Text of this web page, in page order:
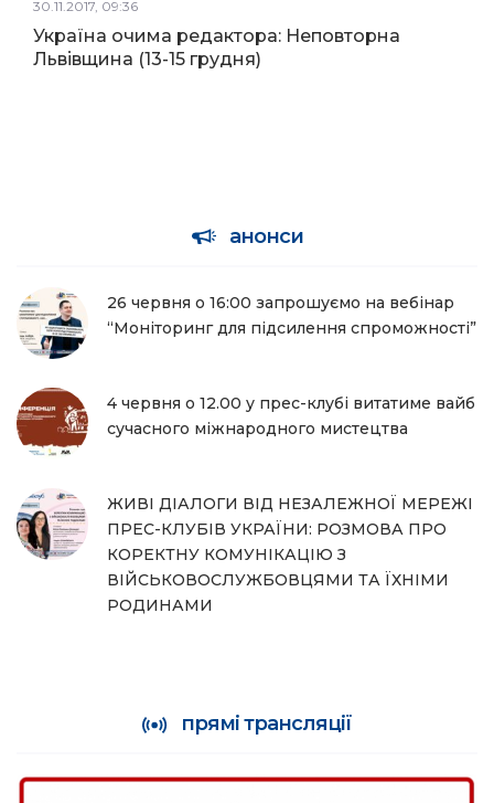
30.11.2017, 09:36
Україна очима редактора: Неповторна
Львівщина (13-15 грудня)
анонси
26 червня о 16:00 запрошуємо на вебінар
“Моніторинг для підсилення спроможності”
4 червня о 12.00 у прес-клубі витатиме вайб
сучасного міжнародного мистецтва
ЖИВІ ДІАЛОГИ ВІД НЕЗАЛЕЖНОЇ МЕРЕЖІ
ПРЕС-КЛУБІВ УКРАЇНИ: РОЗМОВА ПРО
КОРЕКТНУ КОМУНІКАЦІЮ З
ВІЙСЬКОВОСЛУЖБОВЦЯМИ ТА ЇХНІМИ
РОДИНАМИ
прямі трансляції